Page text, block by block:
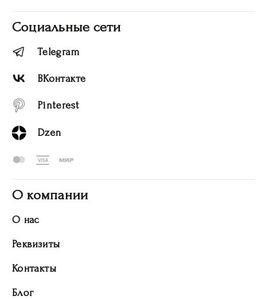
Социальные сети
Telegram
ВКонтакте
Pinterest
Dzen
О компании
О нас
Реквизиты
Контакты
Блог